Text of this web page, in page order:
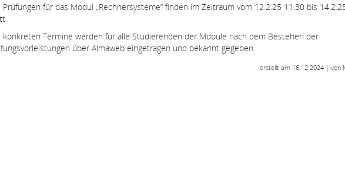
Prüfungen für das Modul „Rechnersysteme“ finden im Zeitraum vom 12.2.25 11:30 bis
konkreten Termine werden für alle Studierenden der Mdoule nach dem Bestehen der
über Almaweb eingetragen und bekannt gegeben.
erstellt am 16.12.2024 | von